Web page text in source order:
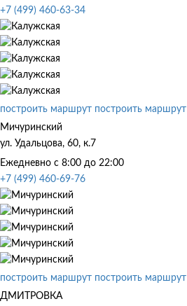
+7 (499) 460-63-34
построить маршрут построить маршрут
Мичуринский
ул. Удальцова, 60, к.7
Ежедневно с 8:00 до 22:00
+7 (499) 460-69-76
построить маршрут построить маршрут
ДМИТРОВКА